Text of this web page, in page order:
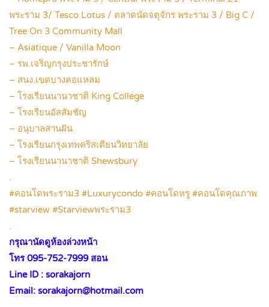
พระราม 3/ Tesco Lotus / ตลาดนัดจตุจักร พระราม 3 / Big C /
Tree On 3 Community Mall
– Asiatique / Vanilla Moon
– รพ.เจริญกรุงประชารักษ์
– สนง.เขตบางคอแหลม
– โรงเรียนนานาชาติ King College
– โรงเรียนอัสสัมชัญ
– อนุบาลสานฝัน
– โรงเรียนกรุงเทพคริสเตียนวิทยาลัย
– โรงเรียนนานาชาติ Shewsbury
.
#คอนโดพระราม3 #Luxurycondo #คอนโดหรู #คอนโดคุณภาพ
#starview #Starviewพระราม3
.
กรุณานัดดูห้องล่วงหน้า
โทร 095-752-7999 สอน
Line ID : sorakajorn
Email: sorakajorn@hotmail.com